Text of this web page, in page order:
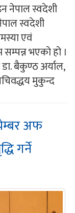
नेपाल स्वदेशी
स्वदेशी
एवं
भएको हो ।
बैकुण्ठ अर्याल,
मुकुन्द
अफ
गर्ने